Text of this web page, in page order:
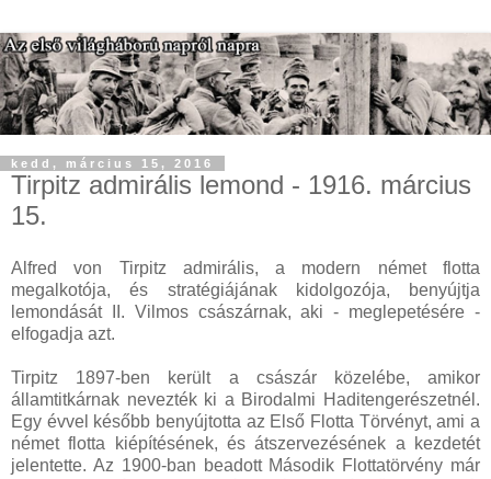
kedd, március 15, 2016
Tirpitz admirális lemond - 1916. március
15.
Alfred von Tirpitz admirális, a modern német flotta
megalkotója, és stratégiájának kidolgozója, benyújtja
lemondását II. Vilmos császárnak, aki - meglepetésére -
elfogadja azt.
Tirpitz 1897-ben került a császár közelébe, amikor
államtitkárnak nevezték ki a Birodalmi Haditengerészetnél.
Egy évvel később benyújtotta az Első Flotta Törvényt, ami a
német flotta kiépítésének, és átszervezésének a kezdetét
jelentette. Az 1900-ban beadott Második Flottatörvény már